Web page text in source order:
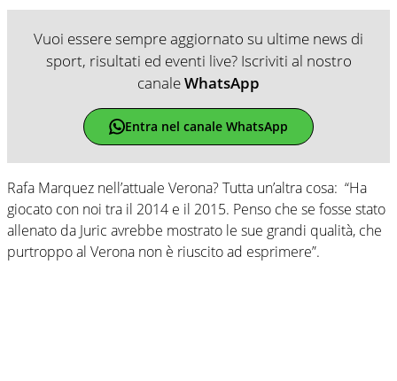
Vuoi essere sempre aggiornato su ultime news di
sport, risultati ed eventi live? Iscriviti al nostro
canaleWhatsApp
Entra nel canale WhatsApp
Rafa Marquez nell’attuale Verona? Tutta un’altra cosa: “Ha
giocato con noi tra il 2014 e il 2015. Penso che se fosse stato
allenato da Juric avrebbe mostrato le sue grandi qualità, che
purtroppo al Verona non è riuscito ad esprimere”.